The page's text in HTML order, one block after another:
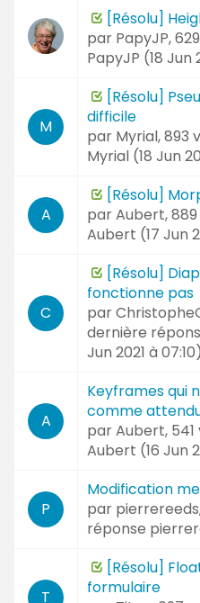
[Résolu]
par PapyJP,
PapyJP (18 Jun
M
[Résolu]
difficile
par Myrial, 893
Myrial (18 Jun
A
[Résolu]
parAubert,
Aubert (17 Jun
C
[Résolu]
fonctionne pas
par
dernière
Jun 2021 à 07:10)
A
Keyframes qui
comme
parAubert,
Aubert (16 Jun
P
Modification
par pierrereeds
réponse
T
[Résolu]
formulaire